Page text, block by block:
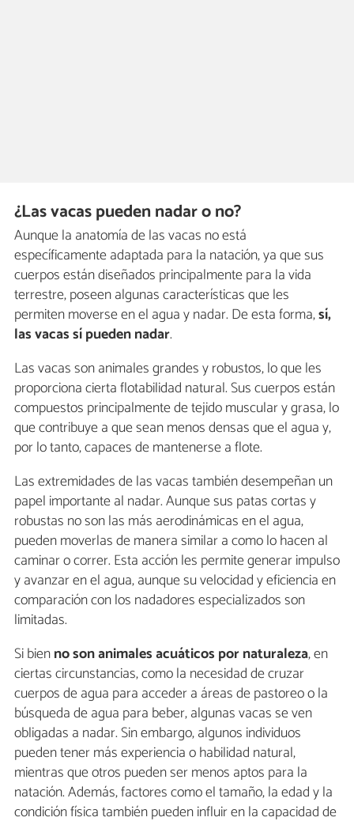
¿Las vacas pueden nadar o no?
Aunque la anatomía de las vacas no está
específicamente adaptada para la natación, ya que sus
cuerpos están diseñados principalmente para la vida
terrestre, poseen algunas características que les
permiten moverse en el agua y nadar. De esta forma,sí,
las vacas sí pueden nadar.
Las vacas son animales grandes y robustos, lo que les
proporciona cierta flotabilidad natural. Sus cuerpos están
compuestos principalmente de tejido muscular y grasa, lo
que contribuye a que sean menos densas que el agua y,
por lo tanto, capaces de mantenerse a flote.
Las extremidades de las vacas también desempeñan un
papel importante al nadar. Aunque sus patas cortas y
robustas no son las más aerodinámicas en el agua,
pueden moverlas de manera similar a como lo hacen al
caminar o correr. Esta acción les permite generar impulso
y avanzar en el agua, aunque su velocidad y eficiencia en
comparación con los nadadores especializados son
limitadas.
Si bienno son animales acuáticos por naturaleza, en
ciertas circunstancias, como la necesidad de cruzar
cuerpos de agua para acceder a áreas de pastoreo o la
búsqueda de agua para beber, algunas vacas se ven
obligadas a nadar. Sin embargo, algunos individuos
pueden tener más experiencia o habilidad natural,
mientras que otros pueden ser menos aptos para la
natación. Además, factores como el tamaño, la edad y la
condición física también pueden influir en la capacidad de